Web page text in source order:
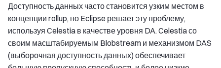
Доступность данных часто становится узким местом в
концепции rollup, но Eclipse решает эту проблему,
используя Celestia в качестве уровня DA. Celestia со
своим масштабируемым Blobstream и механизмом DAS
(выборочная доступность данных) обеспечивает